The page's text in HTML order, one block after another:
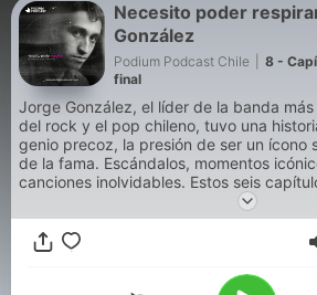
Necesito poder
González
Podium Podcast Chile
8 -
final
Jorge González, el líder de la banda
del rock y el pop chileno, tuvo una
genio precoz, la presión de ser un ícono
de la fama. Escándalos, momentos
canciones inolvidables. Estos seis
victorias y las derrotas de un músico que
traicionar su esencia, y que dejó un
indispensable para entender Chile.